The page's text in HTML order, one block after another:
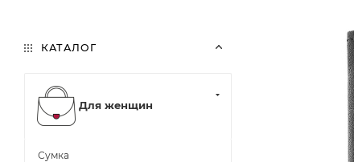
КАТАЛОГ
Для женщин
Сумка